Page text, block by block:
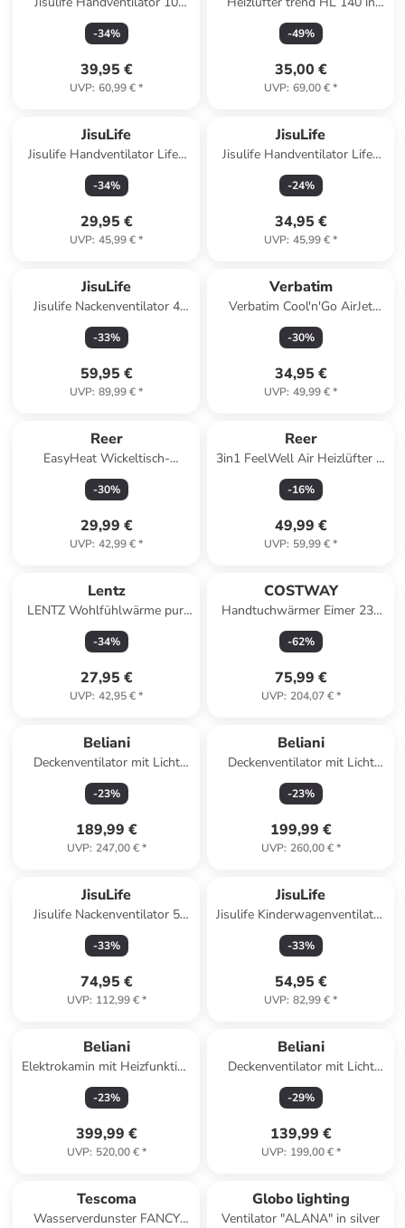
4000mAh Tragbarer USB
Ventilator
-34%
39,95 €
UVP: 60,99 €*
weiß
-49%
35,00 €
UVP: 69,00 €*
JisuLife
Jisulife Handventilator Life8
tragbarer USB Ventilator
-34%
29,95 €
UVP: 45,99 €*
JisuLife
Jisulife Handventilator Life8
tragbarer USB Ventilator
-24%
34,95 €
UVP: 45,99 €*
JisuLife
Jisulife Nackenventilator 4
5000mAh Tragbarer USB
-33%
59,95 €
UVP: 89,99 €*
Verbatim
Verbatim Cool'n'Go AirJet
Handventilator Silber
-30%
34,95 €
UVP: 49,99 €*
Reer
EasyHeat Wickeltisch-
Wärmestrahler in Weiß ab 0
Monate
-30%
29,99 €
UVP: 42,99 €*
Reer
3in1 FeelWell Air Heizlüfter in
Grau ab 0 Monate
-16%
49,99 €
UVP: 59,99 €*
Lentz
LENTZ Wohlfühlwärme pur:
Leistungsstarker Heizlüfter
Heizgerät in Weiß
-34%
27,95 €
UVP: 42,95 €*
COSTWAY
Handtuchwärmer Eimer 23L
in Weiß
-62%
75,99 €
UVP: 204,07 €*
Beliani
Deckenventilator mit Licht
BORMEJO in Gold/Beige - (W)
130 x (H) 42 x (L) 130 cm
-23%
189,99 €
UVP: 247,00 €*
Beliani
Deckenventilator mit Licht
GOSHAABA in Messing - (W)
132 x (H) 40 x (L) 132 cm
-23%
199,99 €
UVP: 260,00 €*
JisuLife
Jisulife Nackenventilator 5
4500mAh Mini Ventilator
-33%
74,95 €
UVP: 112,99 €*
JisuLife
Jisulife Kinderwagenventilator
4 5000 mAh Mini Ventilator
-33%
54,95 €
UVP: 82,99 €*
Beliani
Elektrokamin mit Heizfunktion
SAHARA in Beige/Weiß
-23%
399,99 €
UVP: 520,00 €*
Beliani
Deckenventilator mit Licht
LOUVET in Schwarz - (W)
108 x (H) 48 x (L) 108 cm
-29%
139,99 €
UVP: 199,00 €*
Tescoma
Wasserverdunster FANCY
Globo lighting
Ventilator "ALANA" in silver